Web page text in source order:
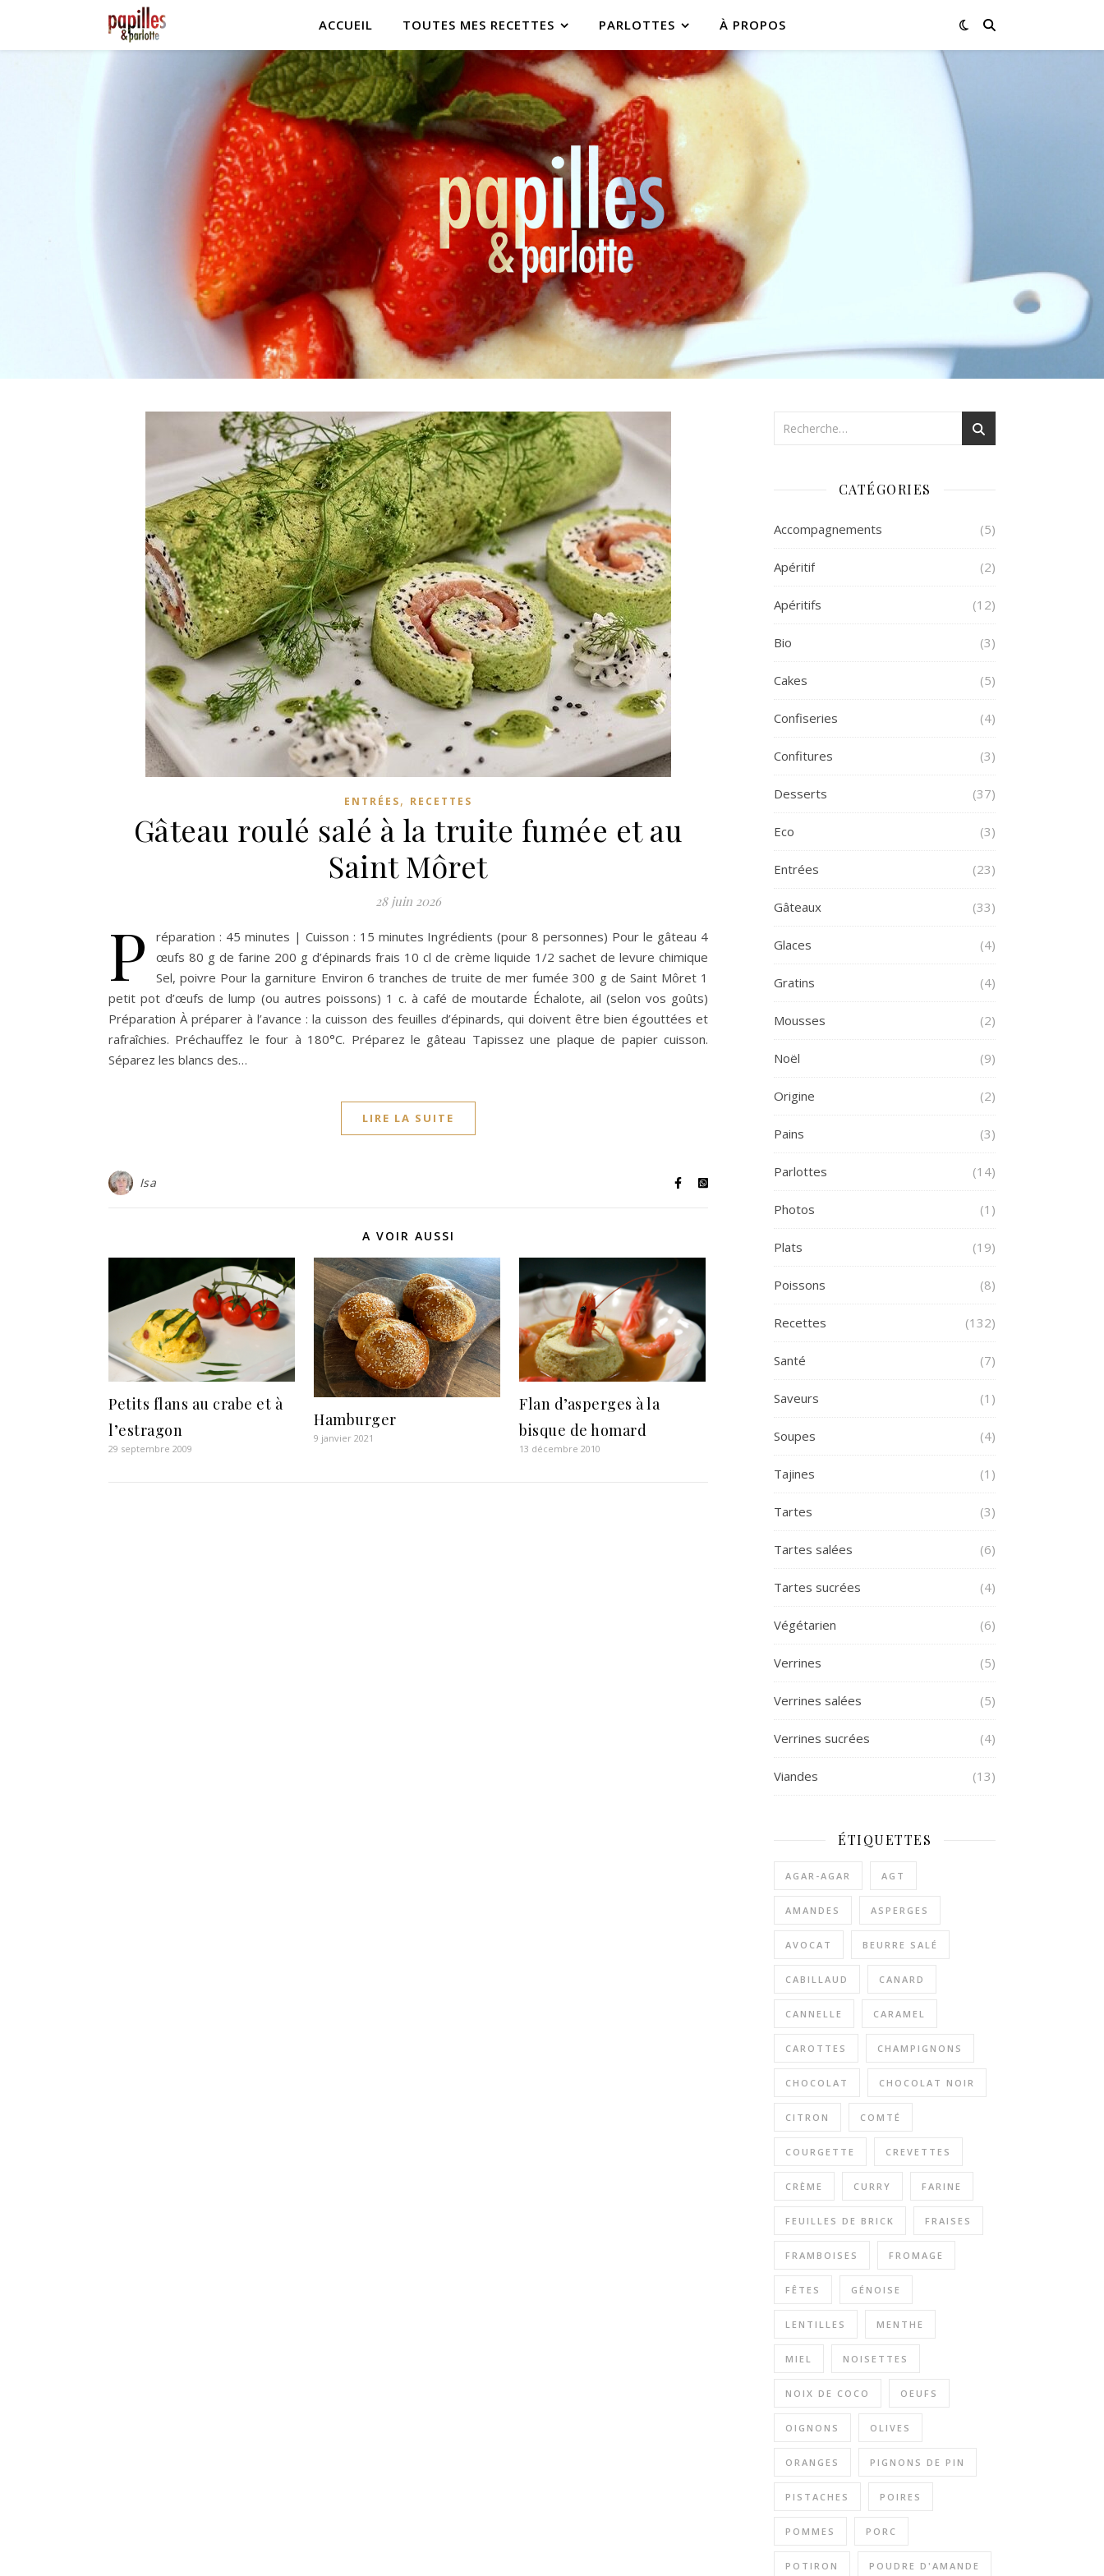
ACCUEIL TOUTES MES RECETTES PARLOTTES À PROPOS
ENTRÉES, RECETTES
Gâteau roulé salé à la truite fumée et au
Saint Môret
28 juin 2026
P
réparation : 45 minutes | Cuisson : 15 minutes Ingrédients (pour 8 personnes) Pour le gâteau 4
œufs 80 g de farine 200 g d’épinards frais 10 cl de crème liquide 1/2 sachet de levure chimique
Sel, poivre Pour la garniture Environ 6 tranches de truite de mer fumée 300 g de Saint Môret 1
petit pot d’œufs de lump (ou autres poissons) 1 c. à café de moutarde Échalote, ail (selon vos goûts)
Préparation À préparer à l’avance : la cuisson des feuilles d’épinards, qui doivent être bien égouttées et
rafraîchies. Préchauffez le four à 180°C. Préparez le gâteau Tapissez une plaque de papier cuisson.
Séparez les blancs des…
LIRE LA SUITE
Isa
A VOIR AUSSI
Petits flans au crabe et à
l’estragon
29 septembre 2009
Hamburger
9 janvier 2021
Flan d’asperges à la
bisque de homard
13 décembre 2010
CATÉGORIES
Accompagnements (5)
Apéritif (2)
Apéritifs (12)
Bio (3)
Cakes (5)
Confiseries (4)
Confitures (3)
Desserts (37)
Eco (3)
Entrées (23)
Gâteaux (33)
Glaces (4)
Gratins (4)
Mousses (2)
Noël (9)
Origine (2)
Pains (3)
Parlottes (14)
Photos (1)
Plats (19)
Poissons (8)
Recettes (132)
Santé (7)
Saveurs (1)
Soupes (4)
Tajines (1)
Tartes (3)
Tartes salées (6)
Tartes sucrées (4)
Végétarien (6)
Verrines (5)
Verrines salées (5)
Verrines sucrées (4)
Viandes (13)
ÉTIQUETTES
AGAR-AGAR AGT
AMANDES ASPERGES
AVOCAT BEURRE SALÉ
CABILLAUD CANARD
CANNELLE CARAMEL
CAROTTES CHAMPIGNONS
CHOCOLAT CHOCOLAT NOIR
CITRON COMTÉ
COURGETTE CREVETTES
CRÈME CURRY FARINE
FEUILLES DE BRICK FRAISES
FRAMBOISES FROMAGE
FÊTES GÉNOISE
LENTILLES MENTHE
MIEL NOISETTES
NOIX DE COCO OEUFS
OIGNONS OLIVES
ORANGES PIGNONS DE PIN
PISTACHES POIRES
POMMES PORC
POTIRON POUDRE D'AMANDE